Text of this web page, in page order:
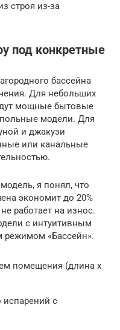
строя из-за
под конкретные
бассейна
Для небольших
мощные бытовые
модели. Для
и джакузи
или канальные
я понял, что
экономит до 20%
работает на износ.
с интуитивным
режимом «Бассейн».
помещения (длина х
испарений с